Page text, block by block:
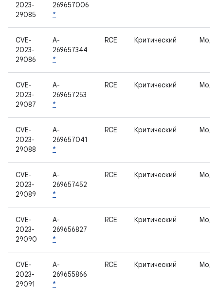
2023-
29085
269657006
*
CVE-
2023-
29086
A-
269657344
*
RCE Критический
CVE-
2023-
29087
A-
269657253
*
RCE Критический
CVE-
2023-
29088
A-
269657041
*
RCE Критический
CVE-
2023-
29089
A-
269657452
*
RCE Критический
CVE-
2023-
29090
A-
269656827
*
RCE Критический
CVE-
2023-
29091
A-
269655866
*
RCE Критический